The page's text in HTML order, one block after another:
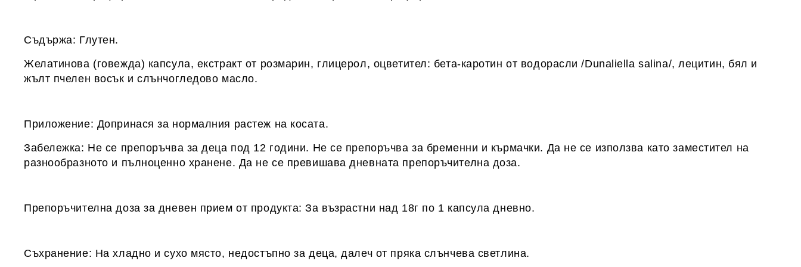
Съдържа: Глутен.
Желатинова (говежда) капсула, екстракт от розмарин, глицерол, оцветител: бета-каротин от водорасли /Dunaliella salina/, лецитин, бял и
жълт пчелен восък и слънчогледово масло.
Приложение: Допринася за нормалния растеж на косата.
Забележка: Не се препоръчва за деца под 12 години. Не се препоръчва за бременни и кърмачки. Да не се използва като заместител на
разнообразното и пълноценно хранене. Да не се превишава дневната препоръчителна доза.
Препоръчителна доза за дневен прием от продукта: За възрастни над 18г по 1 капсула дневно.
Съхранение: На хладно и сухо място, недостъпно за деца, далеч от пряка слънчева светлина.